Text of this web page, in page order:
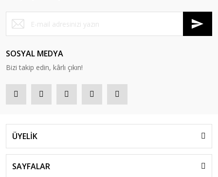
SOSYAL MEDYA
Bizi takip edin, kârlı çıkın!
ÜYELİK
SAYFALAR